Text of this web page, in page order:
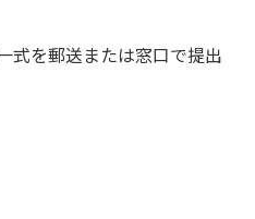
式を郵送または窓口で提出